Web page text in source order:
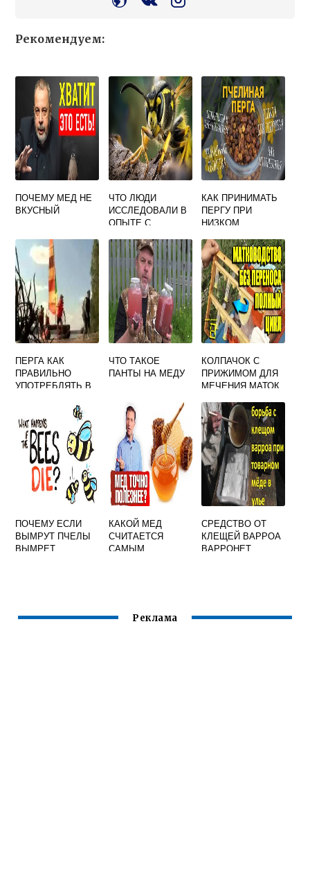
Рекомендуем:
ПОЧЕМУ МЕД НЕ
ВКУСНЫЙ
ЧТО ЛЮДИ
ИССЛЕДОВАЛИ В
ОПЫТЕ С
КИНО ДЛЯ ПЧЕЛ
ОТВЕТ НА
ВОПРОС
КАК ПРИНИМАТЬ
ПЕРГУ ПРИ
НИЗКОМ
ПЕРГА КАК
ПРАВИЛЬНО
УПОТРЕБЛЯТЬ В
ЧТО ТАКОЕ
ПАНТЫ НА МЕДУ
КОЛПАЧОК С
ПРИЖИМОМ ДЛЯ
МЕЧЕНИЯ МАТОК
ПОЧЕМУ ЕСЛИ
ВЫМРУТ ПЧЕЛЫ
ВЫМРЕТ
КАКОЙ МЕД
СЧИТАЕТСЯ
САМЫМ
СРЕДСТВО ОТ
КЛЕЩЕЙ ВАРРОА
ВАРРОНЕТ
Реклама